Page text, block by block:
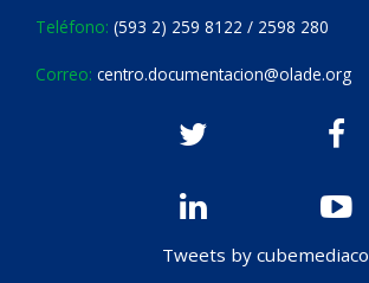
Teléfono: (593 2) 259 8122 / 2598 280
Correo: centro.documentacion@olade.org
Tweets by cubemediaco